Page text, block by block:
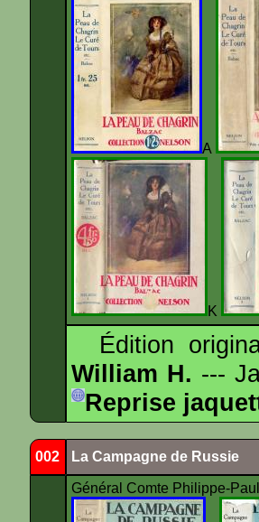
A
K
Édition
William H. ---
Reprise
002 La Campagne de Russie
Général Comte Philippe-